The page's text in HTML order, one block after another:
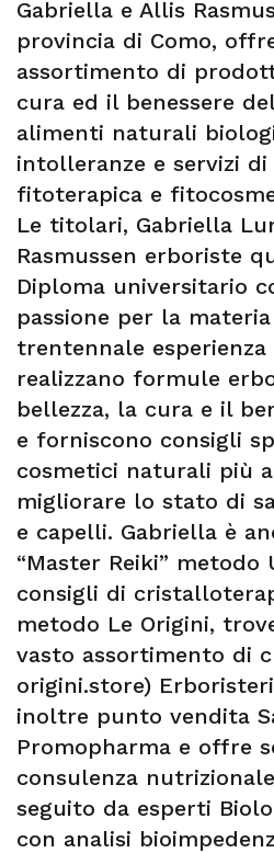
Gabriella e Allis
provincia di Como,
assortimento di
cura ed il benessere
alimenti naturali
intolleranze e servizi di
fitoterapica e
Le titolari, Gabriella
Rasmussen erboriste
Diploma universitario
passione per la
trentennale esperienza
realizzano formule
bellezza, la cura e il
e forniscono consigli
cosmetici naturali più
migliorare lo stato di
e capelli. Gabriella è
“Master Reiki”
consigli di
metodo Le Origini,
vasto assortimento di
origini.store)
inoltre punto vendita
Promopharma e offre
consulenza
seguito da esperti
con analisi